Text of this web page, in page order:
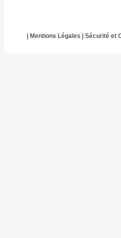
Mentions Légales Sécurité et